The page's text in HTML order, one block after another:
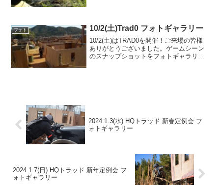
フォト 10/2(土)Trad0 フォトギャラリー
10/2(土)はTRAD0を開催！ご来場の皆様
ありがとうございました。ゲームシーン
のスナップショットをフォトギャラリー
2024.1.3(水) HQトラッド 新春定例会 フ
ォトギャラリー
2024.1.7(日) HQトラッド 新年定例会 フ
ォトギャラリー